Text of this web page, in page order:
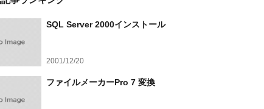
SQL Server 2000インストール
2001/12/20
ファイルメーカーPro 7 変換